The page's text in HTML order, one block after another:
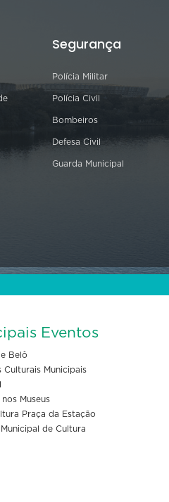
Segurança
Polícia Militar
Polícia Civil
Bombeiros
Defesa Civil
Guarda Municipal
Eventos
Belô
Culturais Municipais
Museus
Praça da Estação
de Cultura